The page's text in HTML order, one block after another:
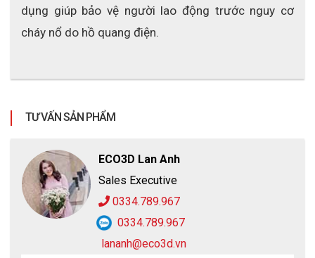
dụng giúp bảo vệ người lao động trước nguy cơ
cháy nổ do hồ quang điện.
TƯ VẤN SẢN PHẨM
ECO3D Lan Anh
Sales Executive
0334.789.967
0334.789.967
lananh@eco3d.vn